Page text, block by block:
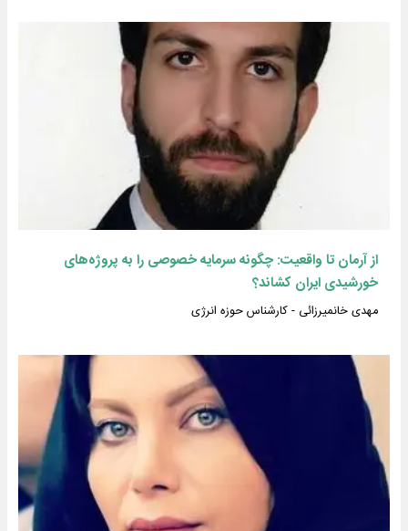
از آرمان تا واقعیت: چگونه سرمایه خصوصی را به پروژه‌های
خورشیدی ایران کشاند؟
مهدی خانمیرزائی - کارشناس حوزه انرژی